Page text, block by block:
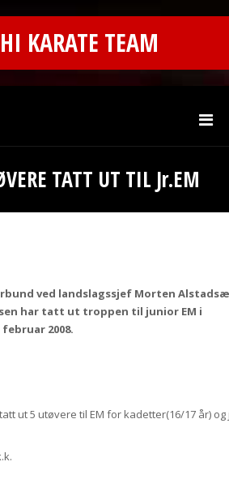
KARATE TEAM
TATT UT TIL Jr.EM
ved landslagssjef Morten
har tatt ut troppen til junior EM i
2008.
ut 5 utøvere til EM for kadetter(16/17 år) og